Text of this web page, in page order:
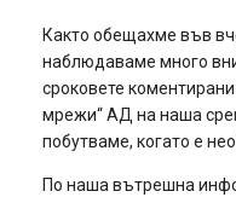
Както обещахме във
наблюдаваме много
сроковете
мрежи“ АД на наша
побутваме, когато е
По наша вътрешна